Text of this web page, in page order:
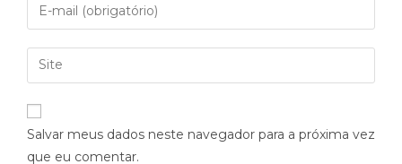
Salvar meus dados neste navegador para a próxima vez
que eu comentar.